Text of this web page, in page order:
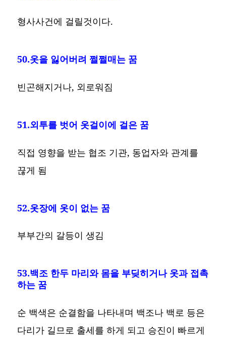
형사사건에 걸릴것이다.
50.옷을 잃어버려 쩔쩔매는 꿈
빈곤해지거나, 외로워짐
51.외투를 벗어 옷걸이에 걸은 꿈
직접 영향을 받는 협조 기관, 동업자와 관계를
끊게 됨
52.옷장에 옷이 없는 꿈
부부간의 갈등이 생김
53.백조 한두 마리와 몸을 부딪히거나 옷과 접촉
하는 꿈
순 백색은 순결함을 나타내며 백조나 백로 등은
다리가 길므로 출세를 하게 되고 승진이 빠르게